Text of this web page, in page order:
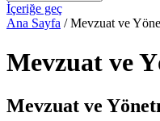
İçeriğe geç
Ana Sayfa / Mevzuat ve
Mevzuat ve
Mevzuat ve